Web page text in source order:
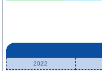
2022